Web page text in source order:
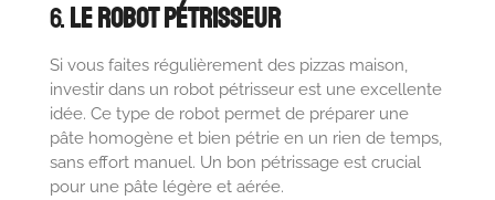
6.Le Robot Pétrisseur
Si vous faites régulièrement des pizzas maison,
investir dans un robot pétrisseur est une excellente
idée. Ce type de robot permet de préparer une
pâte homogène et bien pétrie en un rien de temps,
sans effort manuel. Un bon pétrissage est crucial
pour une pâte légère et aérée.